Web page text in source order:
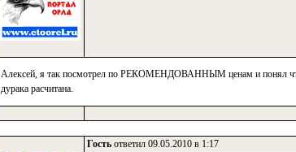
Алексей, я так посмотрел по РЕКОМЕНДОВАННЫМ ценам и понял
дурака расчитана.
Гость ответил 09.05.2010 в 1:17